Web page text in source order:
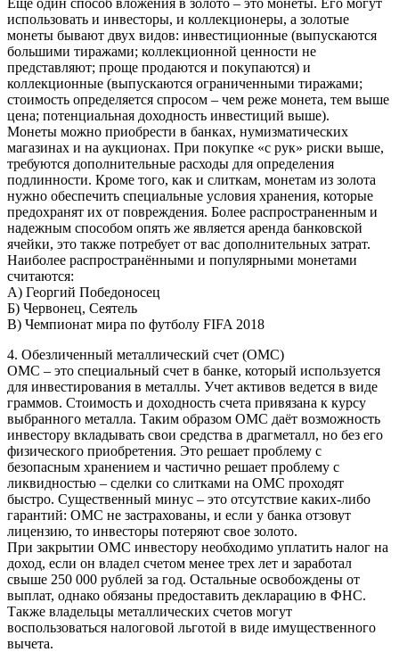
использовать и инвесторы, и коллекционеры, а золотые
монеты бывают двух видов: инвестиционные (выпускаются
большими тиражами; коллекционной ценности не
представляют; проще продаются и покупаются) и
коллекционные (выпускаются ограниченными тиражами;
стоимость определяется спросом – чем реже монета, тем выше
цена; потенциальная доходность инвестиций выше).
Монеты можно приобрести в банках, нумизматических
магазинах и на аукционах. При покупке «с рук» риски выше,
требуются дополнительные расходы для определения
подлинности. Кроме того, как и слиткам, монетам из золота
нужно обеспечить специальные условия хранения, которые
предохранят их от повреждения. Более распространенным и
надежным способом опять же является аренда банковской
ячейки, это также потребует от вас дополнительных затрат.
Наиболее распространёнными и популярными монетами
считаются:
А) Георгий Победоносец
Б) Червонец, Сеятель
В) Чемпионат мира по футболу FIFA 2018
4. Обезличенный металлический счет (ОМС)
ОМС – это специальный счет в банке, который используется
для инвестирования в металлы. Учет активов ведется в виде
граммов. Стоимость и доходность счета привязана к курсу
выбранного металла. Таким образом ОМС даёт возможность
инвестору вкладывать свои средства в драгметалл, но без его
физического приобретения. Это решает проблему с
безопасным хранением и частично решает проблему с
ликвидностью – сделки со слитками на ОМС проходят
быстро. Существенный минус – это отсутствие каких-либо
гарантий: ОМС не застрахованы, и если у банка отзовут
лицензию, то инвесторы потеряют свое золото.
При закрытии ОМС инвестору необходимо уплатить налог на
доход, если он владел счетом менее трех лет и заработал
свыше 250 000 рублей за год. Остальные освобождены от
выплат, однако обязаны предоставить декларацию в ФНС.
Также владельцы металлических счетов могут
воспользоваться налоговой льготой в виде имущественного
вычета.